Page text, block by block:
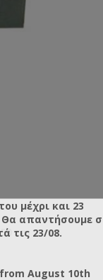
cm
μέχρι και 23
Θα απαντήσουμε
τις 23/08.
August 10th